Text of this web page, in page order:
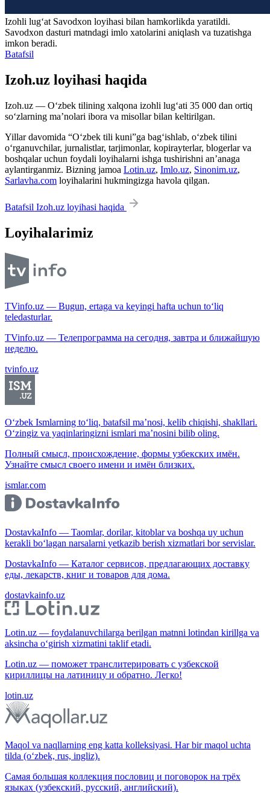
Izohli lugʻat Savodxon loyihasi bilan hamkorlikda yaratildi.
Savodxon dasturi matndagi imlo xatolarini aniqlash va tuzatishga
imkon beradi.
Batafsil
Izoh.uz loyihasi haqida
Izoh.uz — O‘zbek tilining xalqona izohli lug‘ati 35 000 dan ortiq
so‘zlarning ma’nolari ibora va misollar bilan keltirilgan.
Yillar davomida “O‘zbek tili kuni”ga bag‘ishlab, o‘zbek tilini
o‘rganuvchilar, jurnalistlar, tarjimonlar, kopirayterlar, blogerlar va
boshqalar uchun foydali loyihalarni ishga tushirishni an’anaga
aylantirganmiz. Bizning jamoa Lotin.uz, Imlo.uz, Sinonim.uz,
Sarlavha.com loyihalarini hukmingizga havola qilgan.
Batafsil Izoh.uz loyihasi haqida
Loyihalarimiz
TVinfo.uz — Bugun, ertaga va keyingi hafta uchun to‘liq
teledasturlar.
TVinfo.uz — Телепрограмма на сегодня, завтра и ближайшую
неделю.
tvinfo.uz
O‘zbek Ismlarning to‘liq, batafsil ma’nosi, kelib chiqishi, shakllari.
O‘zingiz va yaqinlaringizni ismlari ma’nosini bilib oling.
Полный смысл, происхождение, формы узбекских имён.
Узнайте смысл своего имени и имён близких.
ismlar.com
DostavkaInfo — Taomlar, dorilar, kitoblar va boshqa uy uchun
kerakli bo‘lagan narsalarni yetkazib berish xizmatlari bor servislar.
DostavkaInfo — Каталог сервисов, предлагающих доставку
еды, лекарств, книг и товаров для дома.
dostavkainfo.uz
Lotin.uz — foydalanuvchilarga berilgan matnni lotindan kirillga va
aksincha o‘girish xizmatini taklif etadi.
Lotin.uz — поможет транслитерировать с узбекской
кириллицы на латиницу и обратно. Легко!
lotin.uz
Maqol va naqllarning eng katta kolleksiyasi. Har bir maqol uchta
tilda (o‘zbek, rus, ingliz).
Самая большая коллекция пословиц и поговорок на трёх
языках (узбекский, русский, английский).